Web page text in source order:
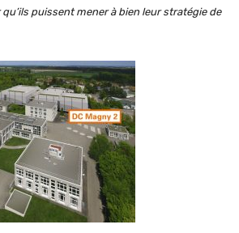
puissent mener à bien leur stratégie de